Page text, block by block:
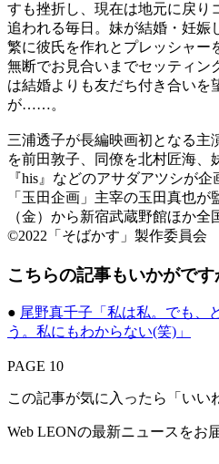
すも挫折し、現在は地元に戻り
追われる毎日。妹が結婚・妊娠
繁に彼氏を作れとプレッシャー
無断でお見合いまでセッティン
は結婚よりも友だち付き合いを
が……。
三浦透子が長編映画初となる主
を前田敦子、同僚を北村匠海、
『his』などのアサダアツシが
「玉田企画」主宰の玉田真也が
（金）から新宿武蔵野館ほか全
©2022「そばかす」製作委員会
こちらの記事もいかがです
● 尾野真千子「私は私。でも、
う。私にもわからない(笑)」
PAGE 10
この記事が気に入ったら「いい
Web LEONの最新ニュースをお